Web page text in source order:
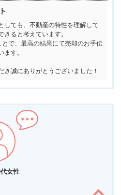
しても、不動産の特性を理解して
きると考えています。
とで、最高の結果にて売却のお手伝
ます。
き誠にありがとうございました！
女性